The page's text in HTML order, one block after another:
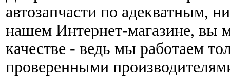
автозапчасти по адекватным,
нашем Интернет-магазине, вы
качестве - ведь мы работаем
проверенными